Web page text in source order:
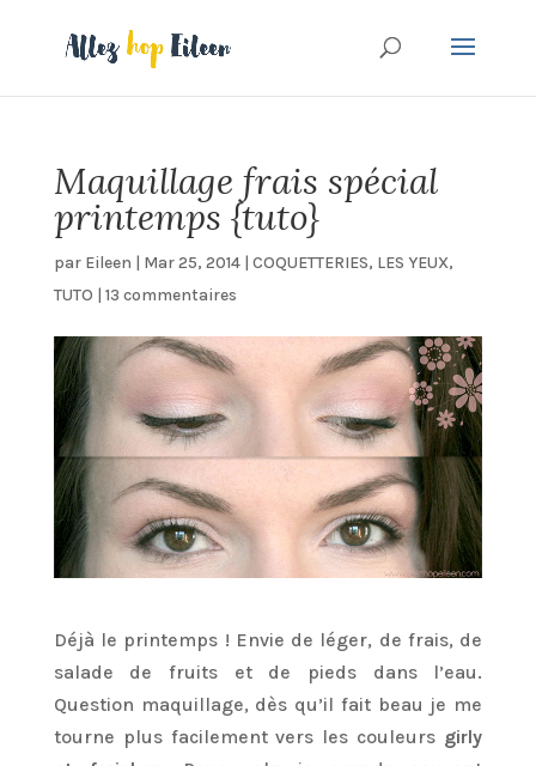
Maquillage frais spécial
printemps {tuto}
par Eileen | Mar 25, 2014| COQUETTERIES, LES YEUX,
TUTO | 13 commentaires
Déjà le printemps ! Envie de léger, de frais, de
salade de fruits et de pieds dans l’eau.
Question maquillage, dès qu’il fait beau je me
tourne plus facilement vers les couleurs girly